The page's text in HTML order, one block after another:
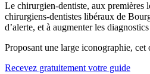
Le chirurgien-dentiste, aux premières
chirurgiens-dentistes libéraux de
d’alerte, et à augmenter les
Proposant une large iconographie, cet
Recevez gratuitement votre guide